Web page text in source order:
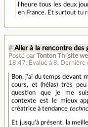
l'heure tous les deux
en France. Et surtout tu
# Aller à la rencontre des
Posté par Tonton Th (site
18:47. Évalué à 8. Dernière
Bon, j'ai du temps devant
cours, et (hélas) très
question que je me
contexte est le mieux
créatrice à tendance
Et jusqu'à présent, la